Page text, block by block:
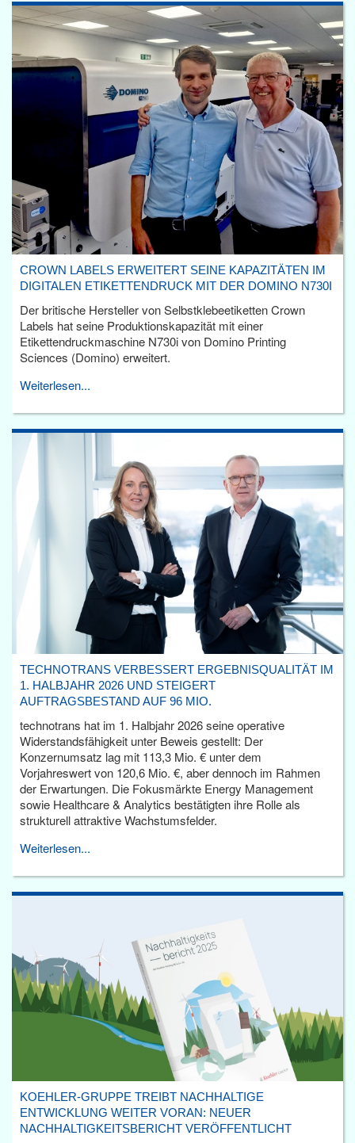
CROWN LABELS ERWEITERT SEINE KAPAZITÄTEN IM
DIGITALEN ETIKETTENDRUCK MIT DER DOMINO N730I
Der britische Hersteller von Selbstklebeetiketten Crown
Labels hat seine Produktionskapazität mit einer
Etikettendruckmaschine N730i von Domino Printing
Sciences (Domino) erweitert.
Weiterlesen...
TECHNOTRANS VERBESSERT ERGEBNISQUALITÄT IM
1. HALBJAHR 2026 UND STEIGERT
AUFTRAGSBESTAND AUF 96 MIO.
technotrans hat im 1. Halbjahr 2026 seine operative
Widerstandsfähigkeit unter Beweis gestellt: Der
Konzernumsatz lag mit 113,3 Mio. € unter dem
Vorjahreswert von 120,6 Mio. €, aber dennoch im Rahmen
der Erwartungen. Die Fokusmärkte Energy Management
sowie Healthcare & Analytics bestätigten ihre Rolle als
strukturell attraktive Wachstumsfelder.
Weiterlesen...
KOEHLER-GRUPPE TREIBT NACHHALTIGE
ENTWICKLUNG WEITER VORAN: NEUER
NACHHALTIGKEITSBERICHT VERÖFFENTLICHT